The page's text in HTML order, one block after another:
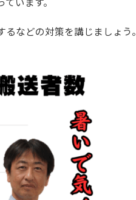
などの対策を講じましょう。